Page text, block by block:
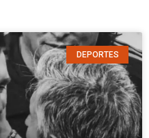
DEPORTES